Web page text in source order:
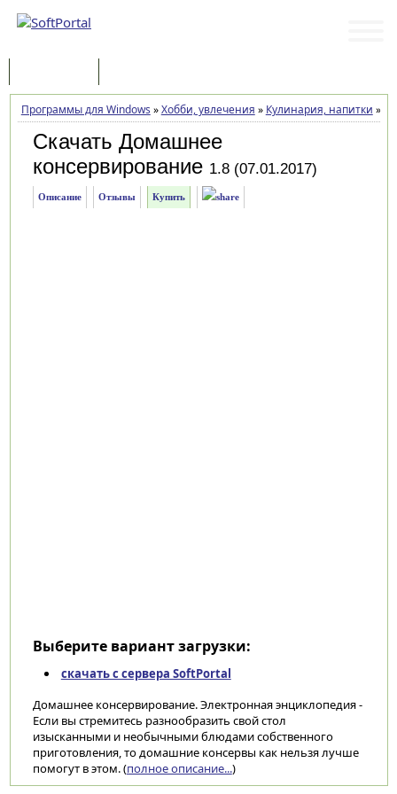
Программы для Windows »Хобби, увлечения » Кулинария, напитки »
Скачать Домашнее
консервирование 1.8 (07.01.2017)
Описание Отзывы Купить
Выберите вариант загрузки:
скачать с сервера SoftPortal
Домашнее консервирование. Электронная энциклопедия -
Если вы стремитесь разнообразить свой стол
изысканными и необычными блюдами собственного
приготовления, то домашние консервы как нельзя лучше
помогут в этом. (полное описание...)